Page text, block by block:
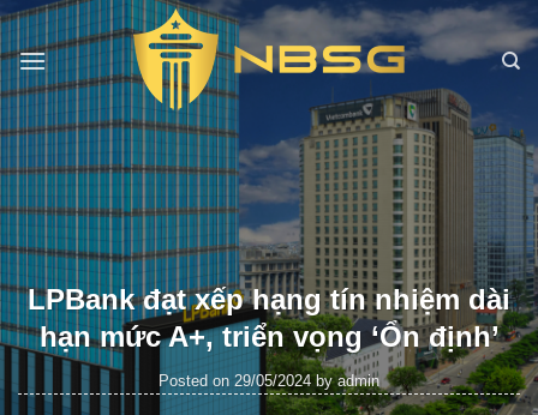
Skip
content
LPBank đạt xếp hạng tín nhiệm dài
hạn mức A+, triển vọng ‘Ổn định’
Posted on 29/05/2024 byadmin